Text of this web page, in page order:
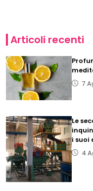
Articoli recenti
7
Le
i suoi
4